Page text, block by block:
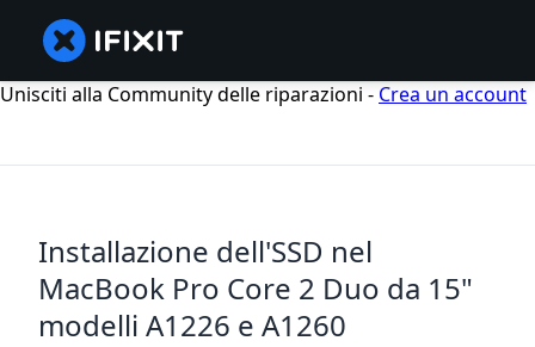
Unisciti alla Community delle riparazioni - Crea un account
Installazione dell'SSD nel
MacBook Pro Core 2 Duo da 15"
modelli A1226 e A1260